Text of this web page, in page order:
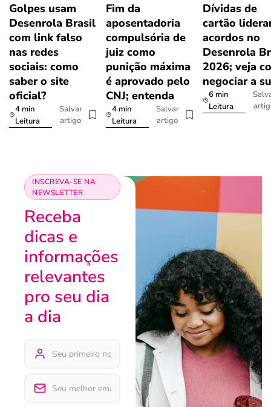
Golpes usam
Desenrola Brasil
com link falso
nas redes
sociais: como
saber o site
oficial?
4 min
Leitura
Salvar
artigo
Fim da
aposentadoria
compulsória de
juiz como
punição máxima
é aprovado pelo
CNJ; entenda
4 min
Leitura
Salvar
artigo
Dívidas de
cartão
acordos no
Desenrola
2026; veja
negociar a
6 min
Leitura
INSCREVA-SE NA
NEWSLETTER
Receba
dicas e
informações
relevantes
pro seu dia
a dia